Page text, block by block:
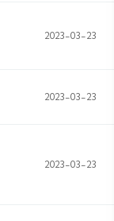
2023-03-23
2023-03-23
2023-03-23